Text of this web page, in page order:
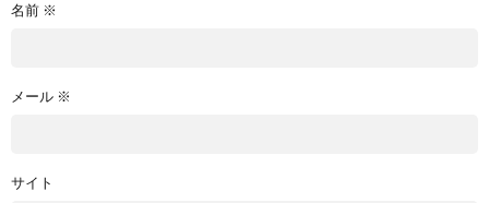
名前 ※
メール ※
サイト